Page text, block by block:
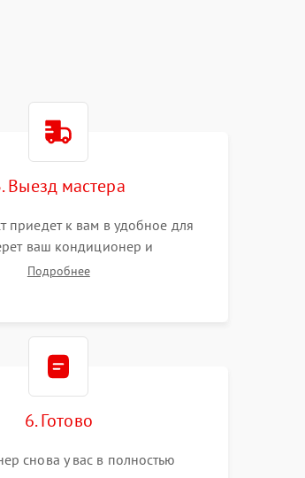
Выезд мастера
приедет к вам в удобное для
ваш кондиционер и
для диагностики.
Подробнее
6. Готово
снова у вас в полностью